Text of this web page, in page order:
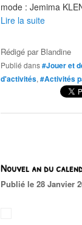
mode : Jemima
Lire la suite
Rédigé par Blandine
Publié dans#Jouer et
d'activités, #Activités
Nouvel an du
Publié le 28 Janvier